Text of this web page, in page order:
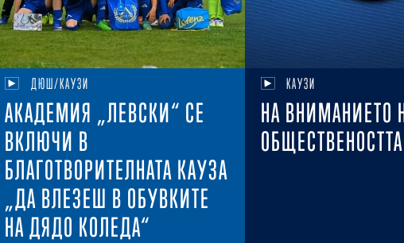
ДЮШ/КАУЗИ
АКАДЕМИЯ „ЛЕВСКИ“ СЕ
ВКЛЮЧИ В
БЛАГОТВОРИТЕЛНАТА КАУЗА
„ДА ВЛЕЗЕШ В ОБУВКИТЕ
НА ДЯДО КОЛЕДА“
КАУЗИ
НА ВНИМАНИЕТО
ОБЩЕСТВЕНОСТТА